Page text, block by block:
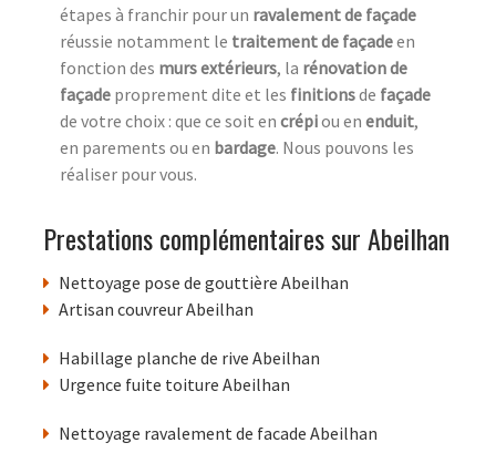
étapes à franchir pour un ravalement de façade
réussie notamment le traitement de façadeen
fonction des murs extérieurs, la rénovation de
façade proprement dite et les finitionsde façade
de votre choix : que ce soit en crépiou en enduit,
en parements ou en bardage. Nous pouvons les
réaliser pour vous.
Prestations complémentaires sur Abeilhan
Nettoyage pose de gouttière Abeilhan
Artisan couvreur Abeilhan
Habillage planche de rive Abeilhan
Urgence fuite toiture Abeilhan
Nettoyage ravalement de facade Abeilhan